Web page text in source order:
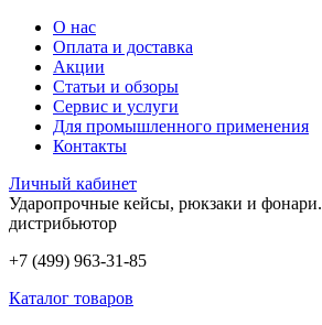
О нас
Оплата и доставка
Акции
Статьи и обзоры
Сервис и услуги
Для промышленного применения
Контакты
Личный кабинет
Ударопрочные кейсы, рюкзаки и фонари.
дистрибьютор
+7 (499) 963-31-85
Каталог товаров